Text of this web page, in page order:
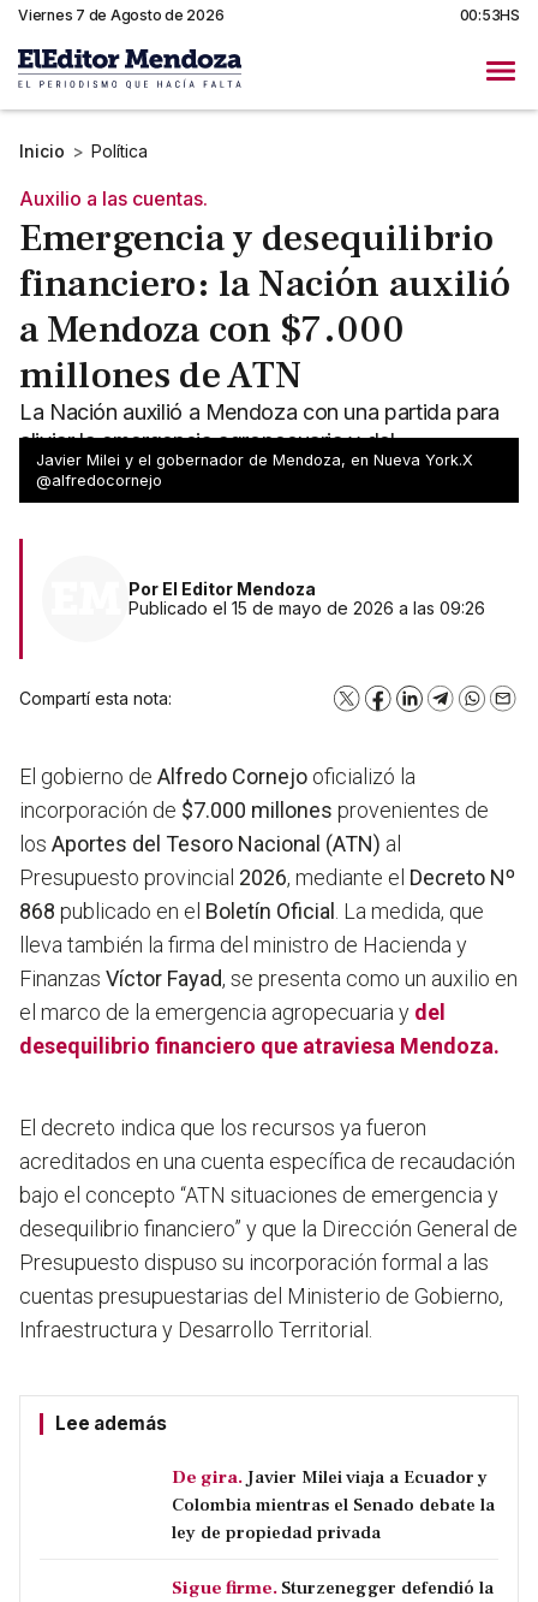
Viernes 7 de Agosto de 2026 00:53HS
Inicio > Política
Auxilio a las cuentas.
Emergencia y desequilibrio
financiero: la Nación auxilió
a Mendoza con $7.000
millones de ATN
La Nación auxilió a Mendoza con una partida para
aliviar la emergencia agropecuaria y del
desequilibrio financiero que atraviesa la provincia.
Javier Milei y el gobernador de Mendoza, en Nueva York.X
@alfredocornejo
Por El Editor Mendoza
Publicado el 15 de mayo de 2026 a las 09:26
Compartí esta nota: X Facebook
LinkedInTelegram
El gobierno de Alfredo Cornejo oficializó la
incorporación de $7.000 millones provenientes de
los Aportes del Tesoro Nacional (ATN) al
Presupuesto provincial 2026, mediante el Decreto Nº
868 publicado en el Boletín Oficial
. La medida, que
lleva también la firma del ministro de Hacienda y
Finanzas Víctor Fayad, se presenta como un auxilio en
el marco de la emergencia agropecuaria y del
desequilibrio financiero que atraviesa Mendoza.
El decreto indica que los recursos ya fueron
acreditados en una cuenta específica de recaudación
bajo el concepto “ATN situaciones de emergencia y
desequilibrio financiero” y que la Dirección General de
Presupuesto dispuso su incorporación formal a las
cuentas presupuestarias del Ministerio de Gobierno,
Infraestructura y Desarrollo Territorial.
Lee además
De gira.Javier Milei viaja a Ecuador y
Colombia mientras el Senado debate la
ley de propiedad privada
Sigue firme. Sturzenegger defendió la